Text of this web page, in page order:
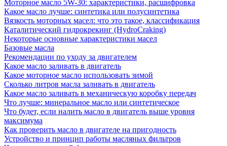
Моторное масло 5W-30: характеристики, расшифровка
Какое масло лучше: синтетика или полусинтетика
Вязкость моторных масел: что это такое, классификация
Каталитический гидрокрекинг (НydroСraking)
Некоторые основные характеристики масел
Базовые масла
Рекомендации по уходу за двигателем
Какое масло заливать в двигатель
Какое моторное масло использовать зимой
Сколько литров масла заливать в двигатель
Какое масло заливать в механическую коробку передач
Что лучше: минеральное масло или синтетическое
Что будет, если налить масло в двигатель выше уровня
максимума
Как проверить масло в двигателе на пригодность
Устройство и принцип работы масляных фильтров